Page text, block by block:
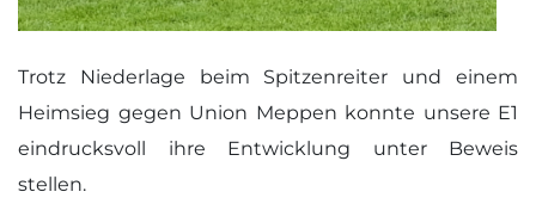
Trotz Niederlage beim Spitzenreiter und einem
Heimsieg gegen Union Meppen konnte unsere E1
eindrucksvoll ihre Entwicklung unter Beweis
stellen.